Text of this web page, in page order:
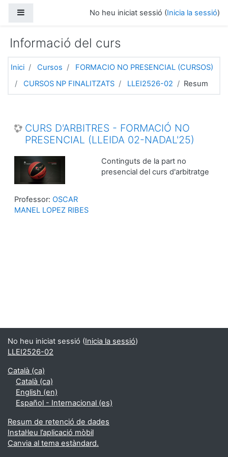
No heu iniciat sessió (Inicia la sessió)
Informació del curs
Inici Cursos
FORMACIO NO PRESENCIAL (CURSOS)
CURSOS NP FINALITZATS
LLEI2526-02 Resum
CURS D'ARBITRES - FORMACIÓ NO
PRESENCIAL (LLEIDA 02-NADAL'25)
Continguts de la part no
presencial del curs d'arbitratge
Professor: OSCAR
MANEL LOPEZ RIBES
No heu iniciat sessió (Inicia la sessió)
LLEI2526-02
Català ‎(ca)‎
Català ‎(ca)‎
English ‎(en)‎
Español - Internacional ‎(es)‎
Resum de retenció de dades
Instal·leu l’aplicació mòbil
Canvia al tema estàndard.